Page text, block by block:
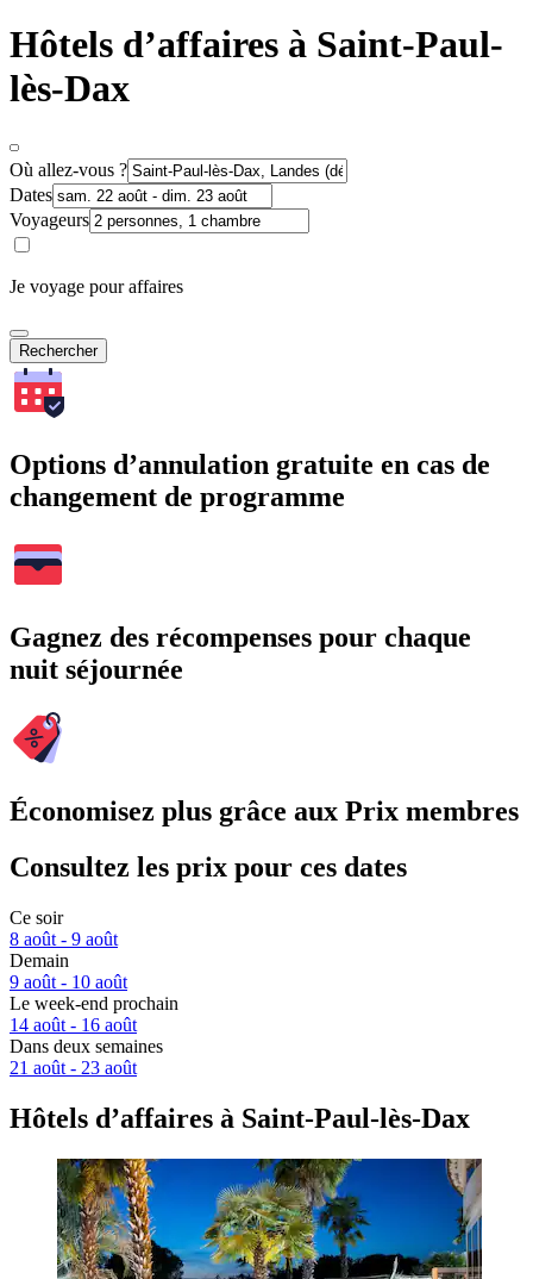
Hôtels d’affaires à Saint-Paul-
lès-Dax
Où allez-vous ?
Dates
Voyageurs
Je voyage pour affaires
Rechercher
Options d’annulation gratuite en cas de
changement de programme
Gagnez des récompenses pour chaque
nuit séjournée
Économisez plus grâce aux Prix membres
Consultez les prix pour ces dates
Ce soir
8 août - 9 août
Demain
9 août - 10 août
Le week-end prochain
14 août - 16 août
Dans deux semaines
21 août - 23 août
Hôtels d’affaires à Saint-Paul-lès-Dax